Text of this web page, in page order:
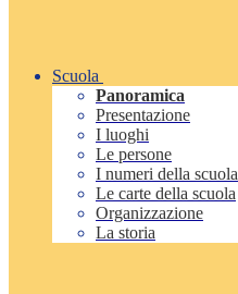
Scuola
Panoramica
Presentazione
I luoghi
Le persone
I numeri della scuola
Le carte della scuola
Organizzazione
La storia